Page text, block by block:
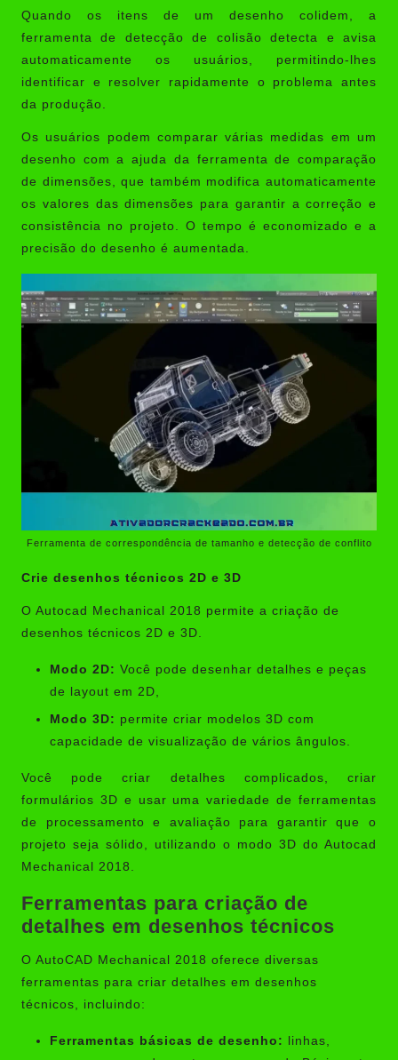
Quando os itens de um desenho colidem, a
ferramenta de detecção de colisão detecta e avisa
automaticamente os usuários, permitindo-lhes
identificar e resolver rapidamente o problema antes
da produção.
Os usuários podem comparar várias medidas em um
desenho com a ajuda da ferramenta de comparação
de dimensões, que também modifica automaticamente
os valores das dimensões para garantir a correção e
consistência no projeto. O tempo é economizado e a
precisão do desenho é aumentada.
Ferramenta de correspondência de tamanho e detecção de conflito
Crie desenhos técnicos 2D e 3D
O Autocad Mechanical 2018 permite a criação de
desenhos técnicos 2D e 3D.
Modo 2D: Você pode desenhar detalhes e peças
de layout em 2D,
Modo 3D: permite criar modelos 3D com
capacidade de visualização de vários ângulos.
Você pode criar detalhes complicados, criar
formulários 3D e usar uma variedade de ferramentas
de processamento e avaliação para garantir que o
projeto seja sólido, utilizando o modo 3D do Autocad
Mechanical 2018.
Ferramentas para criação de
detalhes em desenhos técnicos
O AutoCAD Mechanical 2018 oferece diversas
ferramentas para criar detalhes em desenhos
técnicos, incluindo:
Ferramentas básicas de desenho: linhas,